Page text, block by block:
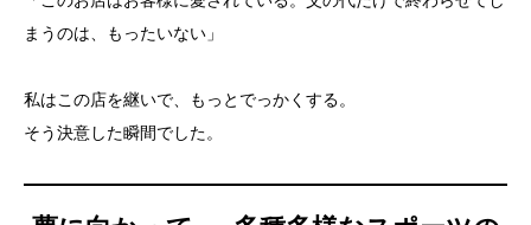
まうのは、もったいない」
私はこの店を継いで、もっとでっかくする。
そう決意した瞬間でした。